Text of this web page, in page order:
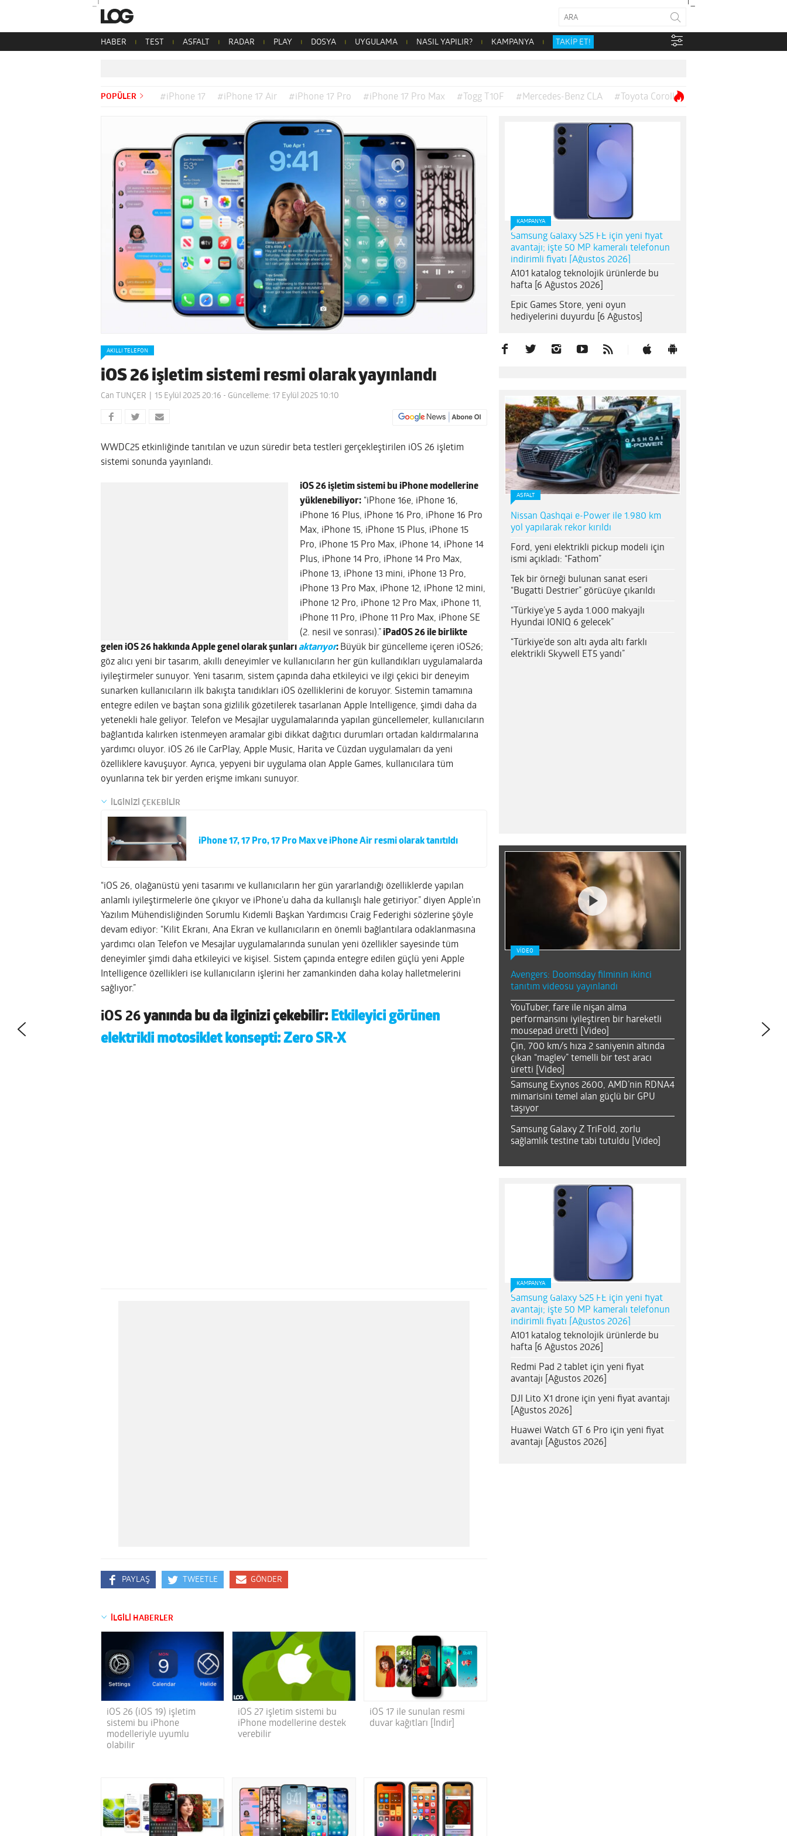
HABER TEST ASFALT RADAR PLAY DOSYA UYGULAMA NASIL YAPILIR? KAMPANYA TAKİP ET!
POPÜLER #iPhone 17 #iPhone 17 Air #iPhone 17 Pro #iPhone 17 Pro Max #Togg T10F #Mercedes-Benz CLA #Toyota Corolla
AKILLI TELEFON
iOS 26 işletim sistemi resmi olarak yayınlandı
Can TUNÇER 15 Eylül 2025 20:16 - Güncelleme: 17 Eylül 2025 10:10
WWDC25 etkinliğinde tanıtılan ve uzun süredir beta testleri gerçekleştirilen iOS 26 işletim
sistemi sonunda yayınlandı.
iOS 26 işletim sistemi bu iPhone modellerine
yüklenebiliyor: “iPhone 16e, iPhone 16,
iPhone 16 Plus, iPhone 16 Pro, iPhone 16 Pro
Max, iPhone 15, iPhone 15 Plus, iPhone 15
Pro, iPhone 15 Pro Max, iPhone 14, iPhone 14
Plus, iPhone 14 Pro, iPhone 14 Pro Max,
iPhone 13, iPhone 13 mini, iPhone 13 Pro,
iPhone 13 Pro Max, iPhone 12, iPhone 12 mini,
iPhone 12 Pro, iPhone 12 Pro Max, iPhone 11,
iPhone 11 Pro, iPhone 11 Pro Max, iPhone SE
(2. nesil ve sonrası).”iPadOS 26 ile birlikte
gelen iOS 26 hakkında Apple genel olarak şunları aktarıyor: Büyük bir güncelleme içeren iOS26;
göz alıcı yeni bir tasarım, akıllı deneyimler ve kullanıcıların her gün kullandıkları uygulamalarda
iyileştirmeler sunuyor. Yeni tasarım, sistem çapında daha etkileyici ve ilgi çekici bir deneyim
sunarken kullanıcıların ilk bakışta tanıdıkları iOS özelliklerini de koruyor. Sistemin tamamına
entegre edilen ve baştan sona gizlilik gözetilerek tasarlanan Apple Intelligence, şimdi daha da
yetenekli hale geliyor. Telefon ve Mesajlar uygulamalarında yapılan güncellemeler, kullanıcıların
bağlantıda kalırken istenmeyen aramalar gibi dikkat dağıtıcı durumları ortadan kaldırmalarına
yardımcı oluyor. iOS 26 ile CarPlay, Apple Music, Harita ve Cüzdan uygulamaları da yeni
özelliklere kavuşuyor. Ayrıca, yepyeni bir uygulama olan Apple Games, kullanıcılara tüm
oyunlarına tek bir yerden erişme imkanı sunuyor.
İLGİNİZİ ÇEKEBİLİR
iPhone 17, 17 Pro, 17 Pro Max ve iPhone Air resmi olarak tanıtıldı
“iOS 26, olağanüstü yeni tasarımı ve kullanıcıların her gün yararlandığı özelliklerde yapılan
anlamlı iyileştirmelerle öne çıkıyor ve iPhone’u daha da kullanışlı hale getiriyor.” diyen Apple’ın
Yazılım Mühendisliğinden Sorumlu Kıdemli Başkan Yardımcısı Craig Federighi sözlerine şöyle
devam ediyor: “Kilit Ekranı, Ana Ekran ve kullanıcıların en önemli bağlantılara odaklanmasına
yardımcı olan Telefon ve Mesajlar uygulamalarında sunulan yeni özellikler sayesinde tüm
deneyimler şimdi daha etkileyici ve kişisel. Sistem çapında entegre edilen güçlü yeni Apple
Intelligence özellikleri ise kullanıcıların işlerini her zamankinden daha kolay halletmelerini
sağlıyor.”
iOS 26 yanında bu da ilginizi çekebilir: Etkileyici görünen
elektrikli motosiklet konsepti: Zero SR-X
PAYLAŞ TWEETLE GÖNDER
İLGİLİ HABERLER
iOS 26 (iOS 19) işletim
sistemi bu iPhone
modelleriyle uyumlu
olabilir
iOS 27 işletim sistemi bu
iPhone modellerine destek
verebilir
iOS 17 ile sunulan resmi
duvar kağıtları [İndir]
KAMPANYA
Samsung Galaxy S25 FE için yeni fiyat
avantajı; işte 50 MP kameralı telefonun
indirimli fiyatı [Ağustos 2026]
A101 katalog teknolojik ürünlerde bu
hafta [6 Ağustos 2026]
Epic Games Store, yeni oyun
hediyelerini duyurdu [6 Ağustos]
ASFALT
Nissan Qashqai e-Power ile 1.980 km
yol yapılarak rekor kırıldı
Ford, yeni elektrikli pickup modeli için
ismi açıkladı: “Fathom”
Tek bir örneği bulunan sanat eseri
“Bugatti Destrier” görücüye çıkarıldı
“Türkiye’ye 5 ayda 1.000 makyajlı
Hyundai IONIQ 6 gelecek”
“Türkiye’de son altı ayda altı farklı
elektrikli Skywell ET5 yandı”
VİDEO
Avengers: Doomsday filminin ikinci
tanıtım videosu yayınlandı
YouTuber, fare ile nişan alma
performansını iyileştiren bir hareketli
mousepad üretti [Video]
Çin, 700 km/s hıza 2 saniyenin altında
çıkan “maglev” temelli bir test aracı
üretti [Video]
Samsung Exynos 2600, AMD’nin RDNA4
mimarisini temel alan güçlü bir GPU
taşıyor
Samsung Galaxy Z TriFold, zorlu
sağlamlık testine tabi tutuldu [Video]
KAMPANYA
Samsung Galaxy S25 FE için yeni fiyat
avantajı; işte 50 MP kameralı telefonun
indirimli fiyatı [Ağustos 2026]
A101 katalog teknolojik ürünlerde bu
hafta [6 Ağustos 2026]
Redmi Pad 2 tablet için yeni fiyat
avantajı [Ağustos 2026]
DJI Lito X1 drone için yeni fiyat avantajı
[Ağustos 2026]
Huawei Watch GT 6 Pro için yeni fiyat
avantajı [Ağustos 2026]